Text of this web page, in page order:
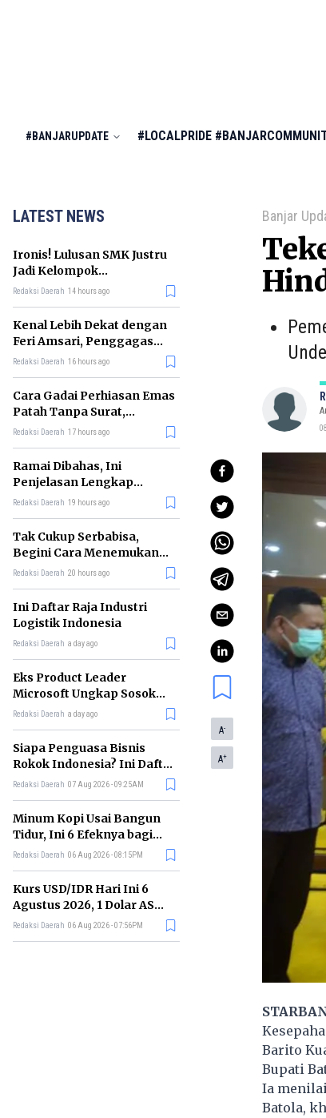
#BANJARUPDATE #LOCALPRIDE
LATEST NEWS
Ironis! Lulusan SMK Justru
Jadi Kelompok
Pengangguran Terbanyak
Redaksi Daerah 14 hours ago
Kenal Lebih Dekat dengan
Feri Amsari, Penggagas
Kabinet Bayangan
Redaksi Daerah 16 hours ago
Cara Gadai Perhiasan Emas
Patah Tanpa Surat,
Ternyata Tetap Bisa!
Redaksi Daerah 17 hours ago
Ramai Dibahas, Ini
Penjelasan Lengkap
tentang Konsep Kabinet
Redaksi Daerah 19 hours ago
Tak Cukup Serbabisa,
Begini Cara Menemukan
'Spike' agar CV Dilirik HR
Redaksi Daerah 20 hours ago
Ini Daftar Raja Industri
Logistik Indonesia
Redaksi Daerah a day ago
Eks Product Leader
Microsoft Ungkap Sosok
yang Paling Cocok
Redaksi Daerah a day ago
Siapa Penguasa Bisnis
Rokok Indonesia? Ini Daftar
Perusahaan Terbesarnya
Redaksi Daerah 07 Aug 2026 - 09:25AM
Minum Kopi Usai Bangun
Tidur, Ini 6 Efeknya bagi
Kesehatan Tubuh
Redaksi Daerah 06 Aug 2026 - 08:15PM
Kurs USD/IDR Hari Ini 6
Agustus 2026, 1 Dolar AS
Kini Berapa Rupiah?
Redaksi Daerah 06 Aug 2026 - 07:56PM
Banjar
A-
A+
Barito
Bupati
Ia
Batola,